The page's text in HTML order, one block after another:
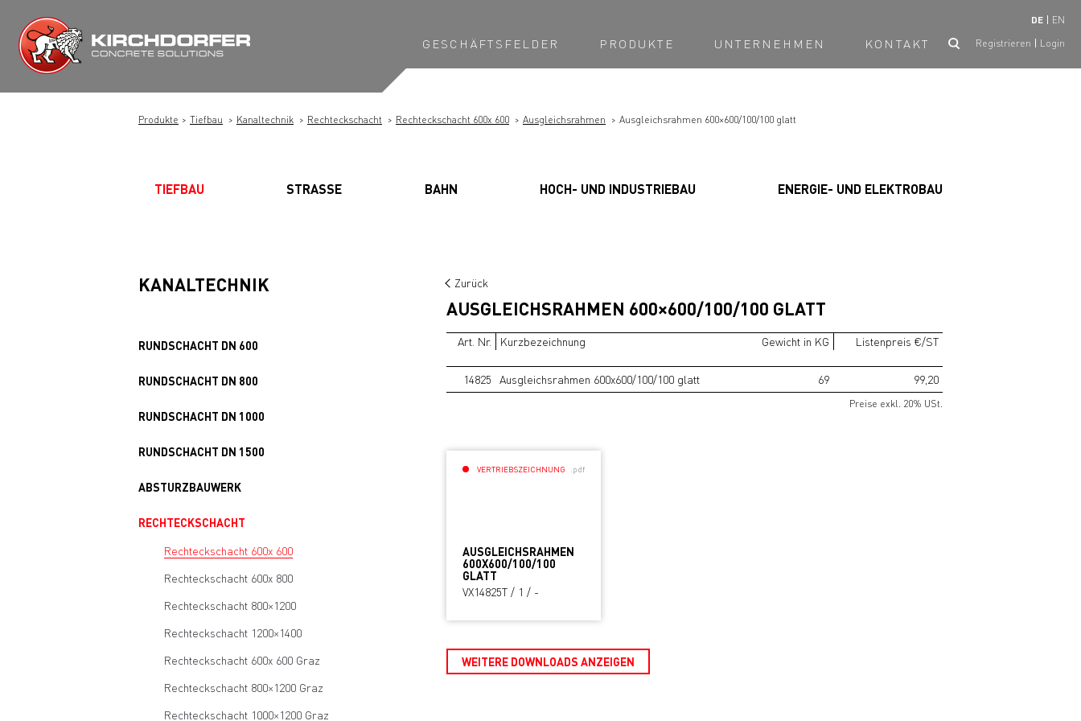
Inhalt
springen
DE EN
GESCHÄFTSFELDER PRODUKTE UNTERNEHMEN KONTAKT Registrieren Login
Produkte Tiefbau Kanaltechnik Rechteckschacht Rechteckschacht 600x 600 Ausgleichsrahmen Ausgleichsrahmen 600×600/100/100 glatt
TIEFBAU STRASSE BAHN HOCH- UND INDUSTRIEBAU ENERGIE- UND ELEKTROBAU
KANALTECHNIK
RUNDSCHACHT DN 600
RUNDSCHACHT DN 800
RUNDSCHACHT DN 1000
RUNDSCHACHT DN 1500
ABSTURZBAUWERK
RECHTECKSCHACHT
Rechteckschacht 600x 600
Rechteckschacht 600x 800
Rechteckschacht 800×1200
Rechteckschacht 1200×1400
Rechteckschacht 600x 600 Graz
Rechteckschacht 800×1200 Graz
Rechteckschacht 1000×1200 Graz
Zurück
AUSGLEICHSRAHMEN 600×600/100/100 GLATT
Art. Nr. Kurzbezeichnung Gewicht in KG Listenpreis €/ST
14825 Ausgleichsrahmen 600x600/100/100 glatt 69 99,20
Preise exkl. 20% USt.
VERTRIEBSZEICHNUNG .pdf
AUSGLEICHSRAHMEN
600X600/100/100
GLATT
VX14825T / 1 / -
WEITERE DOWNLOADS ANZEIGEN